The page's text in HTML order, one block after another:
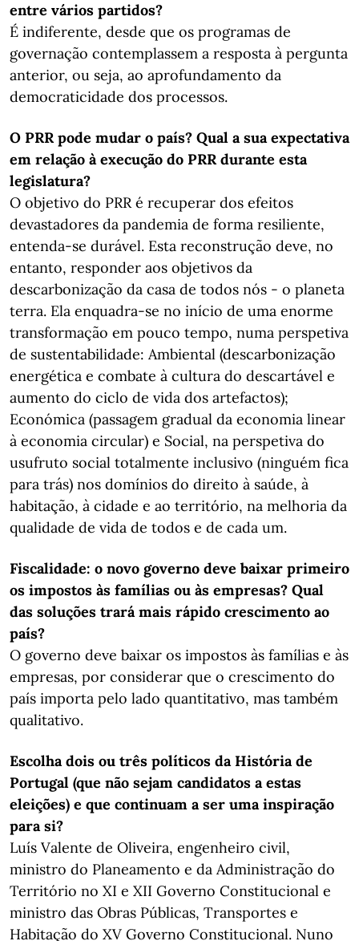
entre vários partidos?
É indiferente, desde que os programas de
governação contemplassem a resposta à pergunta
anterior, ou seja, ao aprofundamento da
democraticidade dos processos.
O PRR pode mudar o país? Qual a sua expectativa
em relação à execução do PRR durante esta
legislatura?
O objetivo do PRR é recuperar dos efeitos
devastadores da pandemia de forma resiliente,
entenda-se durável. Esta reconstrução deve, no
entanto, responder aos objetivos da
descarbonização da casa de todos nós - o planeta
terra. Ela enquadra-se no início de uma enorme
transformação em pouco tempo, numa perspetiva
de sustentabilidade: Ambiental (descarbonização
energética e combate à cultura do descartável e
aumento do ciclo de vida dos artefactos);
Económica (passagem gradual da economia linear
à economia circular) e Social, na perspetiva do
usufruto social totalmente inclusivo (ninguém fica
para trás) nos domínios do direito à saúde, à
habitação, à cidade e ao território, na melhoria da
qualidade de vida de todos e de cada um.
Fiscalidade: o novo governo deve baixar primeiro
os impostos às famílias ou às empresas? Qual
das soluções trará mais rápido ​​​​​​​crescimento ao
país?
O governo deve baixar os impostos às famílias e às
empresas, por considerar que o crescimento do
país importa pelo lado quantitativo, mas também
qualitativo.
Escolha dois ou três políticos da História de
Portugal (que não sejam candidatos a estas
eleições) e que continuam a ser uma inspiração
para si?
Luís Valente de Oliveira, ​​​​​​​engenheiro civil,
ministro do Planeamento e da Administração do
Território no XI e XII Governo Constitucional e
ministro das Obras Públicas, Transportes e
Habitação do XV Governo Constitucional. Nuno